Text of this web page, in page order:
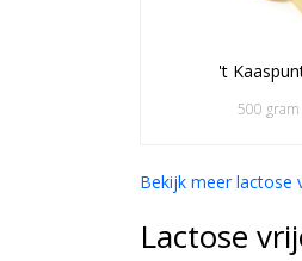
't
500 gram
Bekijk meer lactose
Lactose